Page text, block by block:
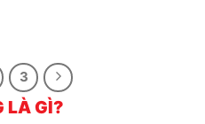
3
LÀ GÌ?